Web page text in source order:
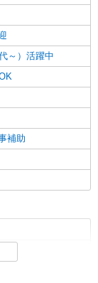
～）活躍中
補助
・調理師